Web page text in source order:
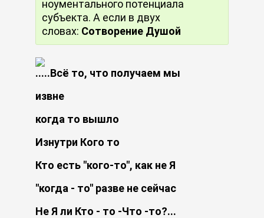
ноументального потенциала
субъекта. А если в двух
словах: Сотворение Душой
.....Всё то, что получаем мы
извне
когда то вышло
Изнутри Кого то
Кто есть "кого-то", как не Я
"когда - то" разве не сейчас
Не Я ли Кто - то -Что -то?...